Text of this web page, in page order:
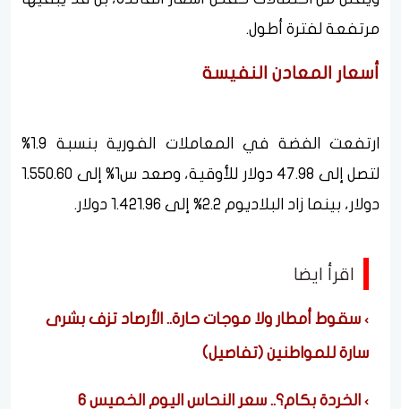
مرتفعة لفترة أطول.
أسعار المعادن النفيسة
ارتفعت الفضة في المعاملات الفورية بنسبة 1.9%
لتصل إلى 47.98 دولار للأوقية، وصعد س1% إلى 1.550.60
دولار، بينما زاد البلاديوم 2.2% إلى 1.421.96 دولار.
اقرأ ايضا
سقوط أمطار ولا موجات حارة.. الأرصاد تزف بشرى
سارة للمواطنين (تفاصيل)
الخردة بكام؟.. سعر النحاس اليوم الخميس 6